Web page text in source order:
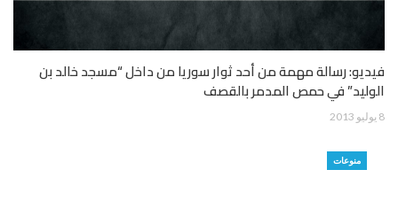
فيديو: رسالة مهمة من أحد ثوار سوريا من داخل “مسجد خالد بن
الوليد” في حمص المدمر بالقصف
8 يوليو 2013
منوعات